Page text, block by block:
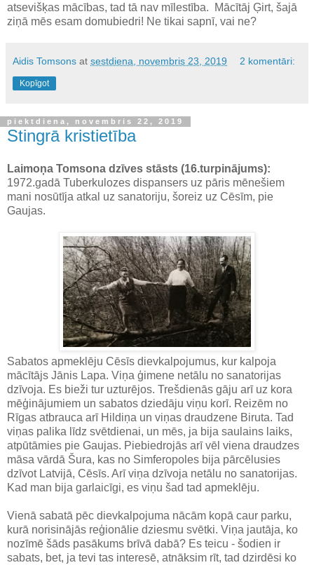
atsevišķas mācības, tad tā nav mīlestība. Mācītāj Ģirt, šajā
ziņā mēs esam domubiedri! Ne tikai sapnī, vai ne?
Aidis Tomsons at sestdiena, novembris 23, 2019 2 komentāri:
Kopīgot
piektdiena, novembris 22, 2019
Stingrā kristietība
Laimoņa Tomsona dzīves stāsts (16.turpinājums):
1972.gadā Tuberkulozes dispansers uz pāris mēnešiem
mani nosūtīja atkal uz sanatoriju, šoreiz uz Cēsīm, pie
Gaujas.
Sabatos apmeklēju Cēsīs dievkalpojumus, kur kalpoja
mācītājs Jānis Lapa. Viņa ģimene netālu no sanatorijas
dzīvoja. Es bieži tur uzturējos. Trešdienās gāju arī uz kora
mēģinājumiem un sabatos dziedāju viņu korī. Reizēm no
Rīgas atbrauca arī Hildiņa un viņas draudzene Biruta. Tad
viņas palika līdz svētdienai, un mēs, ja bija saulains laiks,
atpūtāmies pie Gaujas. Piebiedrojās arī vēl viena draudzes
māsa vārdā Šura, kas no Simferopoles bija pārcēlusies
dzīvot Latvijā, Cēsīs. Arī viņa dzīvoja netālu no sanatorijas.
Kad man bija garlaicīgi, es viņu šad tad apmeklēju.
Vienā sabatā pēc dievkalpojuma nācām kopā caur parku,
kurā norisinājās reģionālie dziesmu svētki. Viņa jautāja, ko
nozīmē šāds pasākums brīvā dabā? Es teicu - šodien ir
sabats, bet, ja tevi tas interesē, atnāksim rīt, tad dzirdēsi ko